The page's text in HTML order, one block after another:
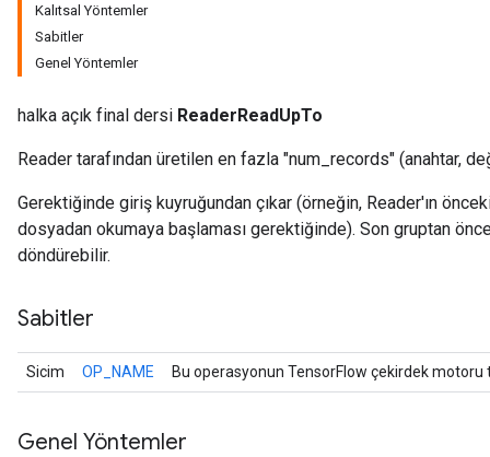
Kalıtsal Yöntemler
Sabitler
Genel Yöntemler
halka açık final dersi ReaderReadUpTo
Reader tarafından üretilen en fazla "num_records" (anahtar,
Gerektiğinde giriş kuyruğundan çıkar (örneğin, Reader'ın
dosyadan okumaya başlaması gerektiğinde). Son gruptan
döndürebilir.
Sabitler
Sicim OP_NAME Bu operasyonun TensorFlow çekirdek motoru
Genel Yöntemler